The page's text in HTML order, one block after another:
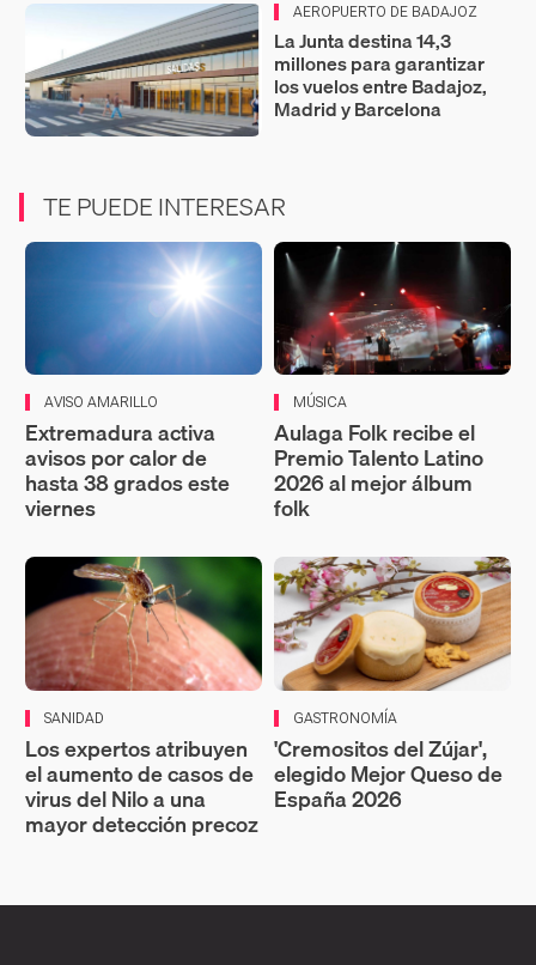
AEROPUERTO DE BADAJOZ
La Junta destina 14,3
millones para garantizar
los vuelos entre Badajoz,
Madrid y Barcelona
TE PUEDE INTERESAR
AVISO AMARILLO
Extremadura activa
avisos por calor de
hasta 38 grados este
viernes
MÚSICA
Aulaga Folk recibe el
Premio Talento Latino
2026 al mejor álbum
folk
SANIDAD
Los expertos atribuyen
el aumento de casos de
virus del Nilo a una
mayor detección precoz
GASTRONOMÍA
'Cremositos del Zújar',
elegido Mejor Queso de
España 2026